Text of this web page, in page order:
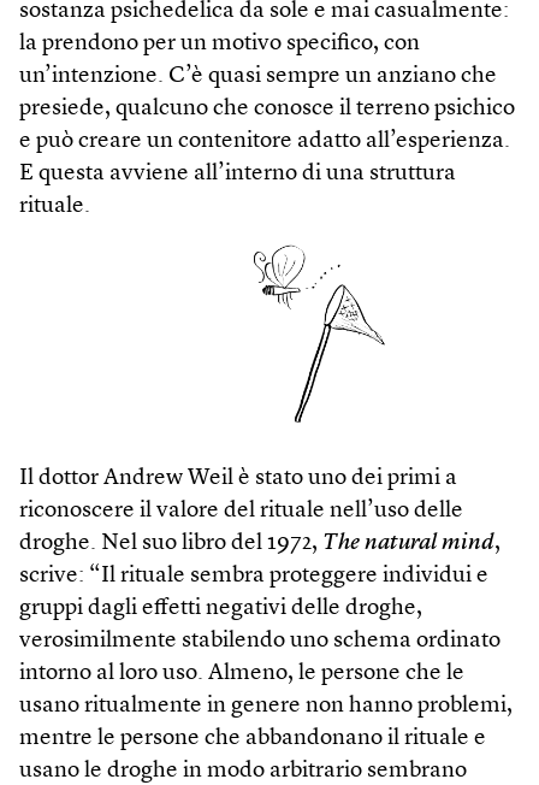
sostanza psichedelica da sole e mai casualmente:
la prendono per un motivo specifico, con
un’intenzione. C’è quasi sempre un anziano che
presiede, qualcuno che conosce il terreno psichico
e può creare un contenitore adatto all’esperienza.
E questa avviene all’interno di una struttura
rituale.
Il dottor Andrew Weil è stato uno dei primi a
riconoscere il valore del rituale nell’uso delle
droghe. Nel suo libro del 1972, The natural mind,
scrive: “Il rituale sembra proteggere individui e
gruppi dagli effetti negativi delle droghe,
verosimilmente stabilendo uno schema ordinato
intorno al loro uso. Almeno, le persone che le
usano ritualmente in genere non hanno problemi,
mentre le persone che abbandonano il rituale e
usano le droghe in modo arbitrario sembrano